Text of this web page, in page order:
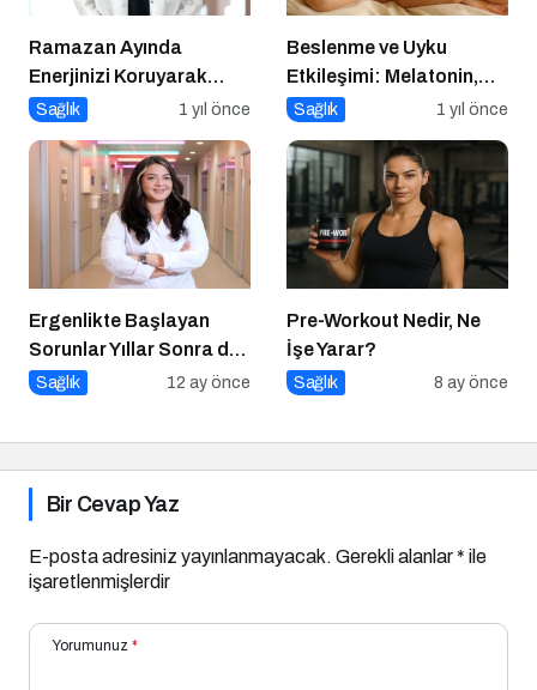
Ramazan Ayında
Enerjinizi Koruyarak
Oruç Tutmanın Püf
Sağlık 1 yıl önce
Beslenme ve Uyku
Etkileşimi: Melatonin,
Triptofan ve Çocuk
Sağlık 1 yıl önce
Ergenlikte Başlayan
Sorunlar Yıllar Sonra da
Sizi Takip Ediyorsa
Sağlık 12 ay önce
Pre-Workout Nedir, Ne
İşe Yarar?
Sağlık 8 ay önce
Bir Cevap Yaz
E-posta adresiniz yayınlanmayacak. Gerekli alanlar* ile
işaretlenmişlerdir
Yorumunuz *